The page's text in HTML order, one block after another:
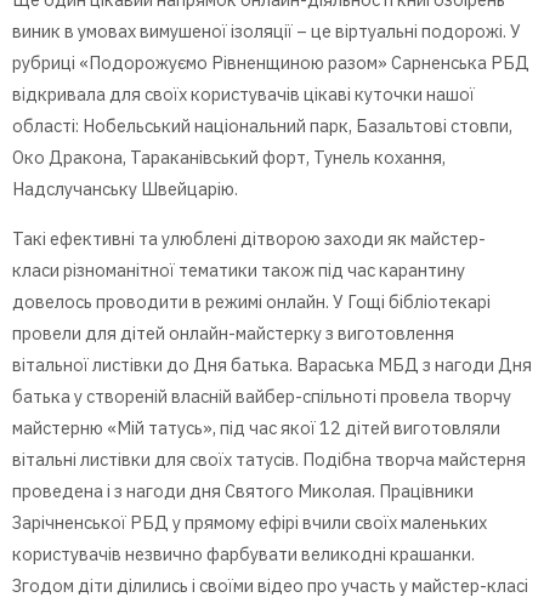
виник в умовах вимушеної ізоляції – це віртуальні подорожі. У
рубриці «Подорожуємо Рівненщиною разом» Сарненська РБД
відкривала для своїх користувачів цікаві куточки нашої
області: Нобельський національний парк, Базальтові стовпи,
Око Дракона, Тараканівський форт, Тунель кохання,
Надслучанську Швейцарію.
Такі ефективні та улюблені дітворою заходи як майстер-
класи різноманітної тематики також під час карантину
довелось проводити в режимі онлайн. У Гощі бібліотекарі
провели для дітей онлайн-майстерку з виготовлення
вітальної листівки до Дня батька. Вараська МБД з нагоди Дня
батька у створеній власній вайбер-спільноті провела творчу
майстерню «Мій татусь», під час якої 12 дітей виготовляли
вітальні листівки для своїх татусів. Подібна творча майстерня
проведена і з нагоди дня Святого Миколая. Працівники
Зарічненської РБД у прямому ефірі вчили своїх маленьких
користувачів незвично фарбувати великодні крашанки.
Згодом діти ділились і своїми відео про участь у майстер-класі